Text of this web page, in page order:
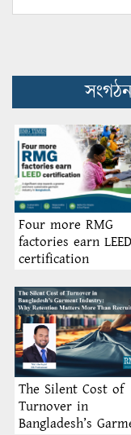
Four more RMG
factories earn LEED
certification
The Silent Cost of
Turnover in
Bangladesh’s